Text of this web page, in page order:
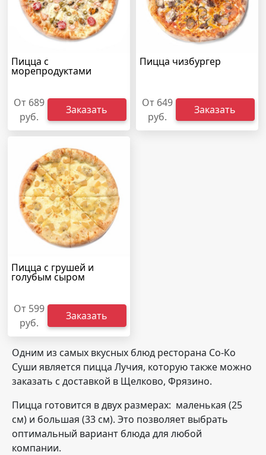
Пицца с
морепродуктами
От 689
руб.
Заказать
Пицца чизбургер
От 649
руб.
Заказать
Пицца с грушей и
голубым сыром
От 599
руб.
Заказать
Одним из самых вкусных блюд ресторана Со-Ко
Суши является пицца Лучия, которую также можно
заказать с доставкой в Щелково, Фрязино.
Пицца готовится в двух размерах: маленькая (25
см) и большая (33 см). Это позволяет выбрать
оптимальный вариант блюда для любой
компании.